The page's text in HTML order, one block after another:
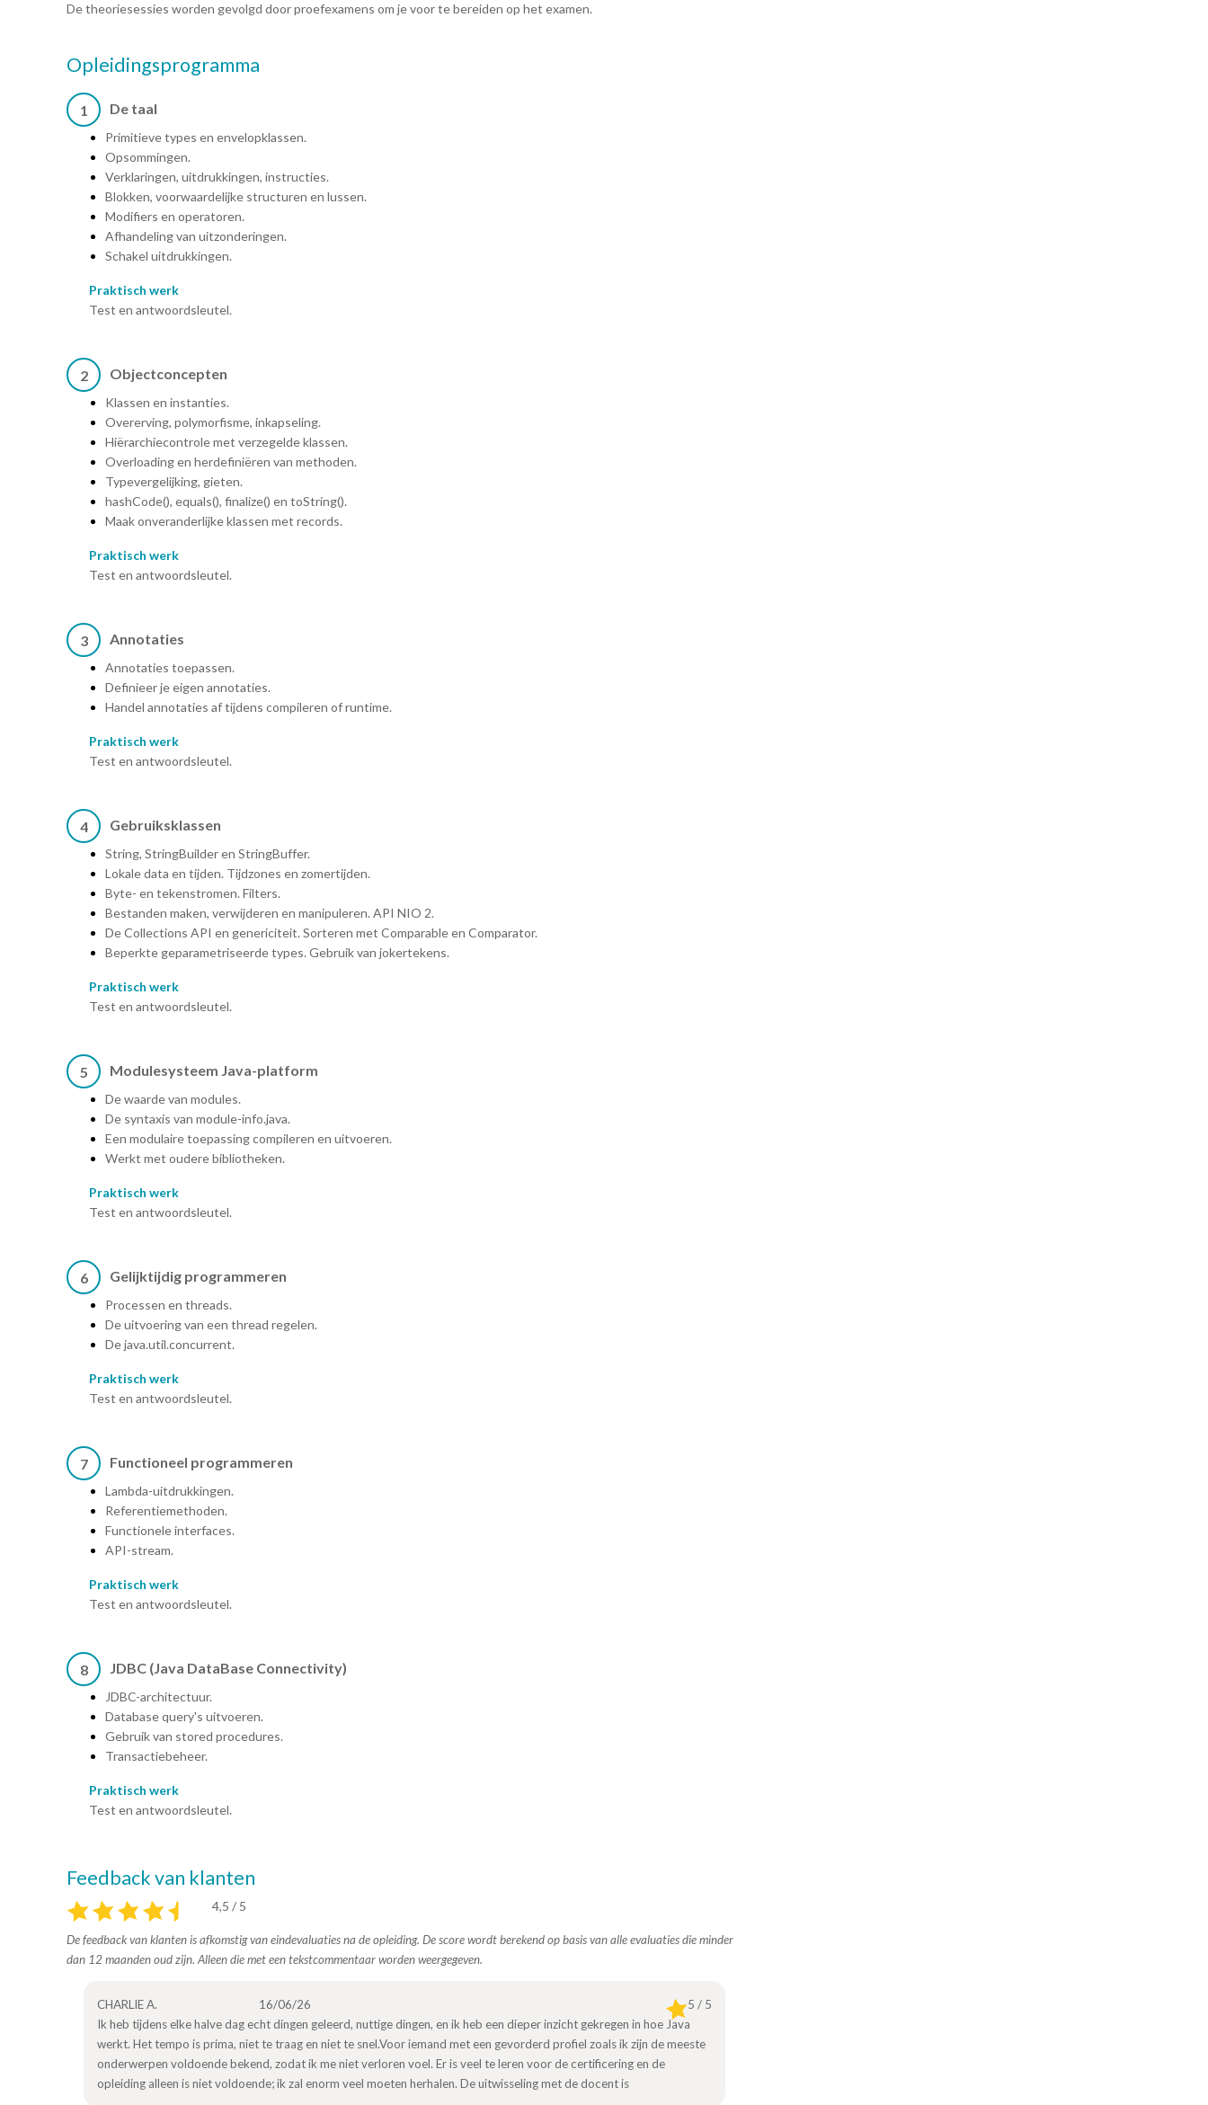
De theoriesessies worden gevolgd door proefexamens om je voor te bereiden op het examen.
Opleidingsprogramma
1 De taal
Primitieve types en envelopklassen.
Opsommingen.
Verklaringen, uitdrukkingen, instructies.
Blokken, voorwaardelijke structuren en lussen.
Modifiers en operatoren.
Afhandeling van uitzonderingen.
Schakel uitdrukkingen.
Praktisch werk
Test en antwoordsleutel.
2 Objectconcepten
Klassen en instanties.
Overerving, polymorfisme, inkapseling.
Hiërarchiecontrole met verzegelde klassen.
Overloading en herdefiniëren van methoden.
Typevergelijking, gieten.
hashCode(), equals(), finalize() en toString().
Maak onveranderlijke klassen met records.
Praktisch werk
Test en antwoordsleutel.
3 Annotaties
Annotaties toepassen.
Definieer je eigen annotaties.
Handel annotaties af tijdens compileren of runtime.
Praktisch werk
Test en antwoordsleutel.
4 Gebruiksklassen
String, StringBuilder en StringBuffer.
Lokale data en tijden. Tijdzones en zomertijden.
Byte- en tekenstromen. Filters.
Bestanden maken, verwijderen en manipuleren. API NIO 2.
De Collections API en genericiteit. Sorteren met Comparable en Comparator.
Beperkte geparametriseerde types. Gebruik van jokertekens.
Praktisch werk
Test en antwoordsleutel.
5 Modulesysteem Java-platform
De waarde van modules.
De syntaxis van module-info.java.
Een modulaire toepassing compileren en uitvoeren.
Werkt met oudere bibliotheken.
Praktisch werk
Test en antwoordsleutel.
6 Gelijktijdig programmeren
Processen en threads.
De uitvoering van een thread regelen.
De java.util.concurrent.
Praktisch werk
Test en antwoordsleutel.
7 Functioneel programmeren
Lambda-uitdrukkingen.
Referentiemethoden.
Functionele interfaces.
API-stream.
Praktisch werk
Test en antwoordsleutel.
8 JDBC (Java DataBase Connectivity)
JDBC-architectuur.
Database query's uitvoeren.
Gebruik van stored procedures.
Transactiebeheer.
Praktisch werk
Test en antwoordsleutel.
Feedback van klanten
4,5 / 5
De feedback van klanten is afkomstig van eindevaluaties na de opleiding. De score wordt berekend op basis van alle evaluaties die minder
dan 12 maanden oud zijn. Alleen die met een tekstcommentaar worden weergegeven.
CHARLIE A. 16/06/26
5 / 5
Ik heb tijdens elke halve dag echt dingen geleerd, nuttige dingen, en ik heb een dieper inzicht gekregen in hoe Java
werkt. Het tempo is prima, niet te traag en niet te snel.Voor iemand met een gevorderd profiel zoals ik zijn de meeste
onderwerpen voldoende bekend, zodat ik me niet verloren voel. Er is veel te leren voor de certificering en de
opleiding alleen is niet voldoende; ik zal enorm veel moeten herhalen. De uitwisseling met de docent is